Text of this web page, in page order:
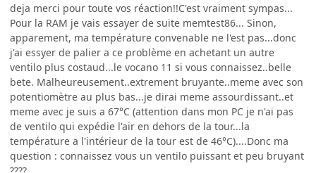
deja merci pour toute vos réaction!!C'est vraiment sympas...
Pour la RAM je vais essayer de suite memtest86... Sinon,
apparement, ma température convenable ne l'est pas...donc
j'ai essyer de palier a ce problème en achetant un autre
ventilo plus costaud...le vocano 11 si vous connaissez..belle
bete. Malheureusement..extrement bruyante..meme avec son
potentiomètre au plus bas...je dirai meme assourdissant..et
meme avec je suis a 67°C (attention dans mon PC je n'ai pas
de ventilo qui expédie l'air en dehors de la tour...la
température a l'intérieur de la tour est de 46°C)....Donc ma
question : connaissez vous un ventilo puissant et peu bruyant